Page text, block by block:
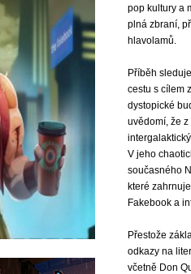
pop kultury a
plná zbraní,
hlavolamů.
Příběh
cestu s cílem
dystopické
uvědomí, že
V jeho
současného
které
Fakebook a
Přestože
odkazy na
včetně Don